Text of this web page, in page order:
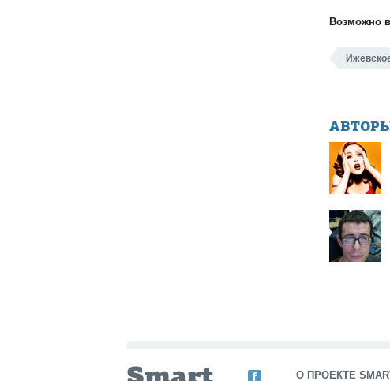
Возможно
О ПРОЕКТЕ